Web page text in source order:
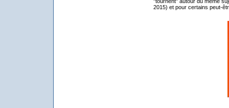
2015) et pour certains peut-